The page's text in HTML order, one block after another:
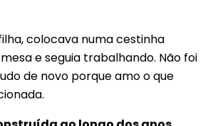
colocava numa cestinha
e seguia trabalhando. Não foi
de novo porque amo o que